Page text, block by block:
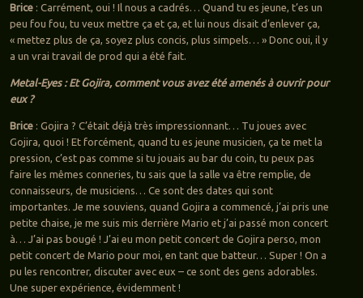
Brice : Carrément, oui ! Il nous a cadrés… Quand tu es jeune, t’es un
peu fou fou, tu veux mettre ça et ça, et lui nous disait d’enlever ça,
« mettez plus de ça, soyez plus concis, plus simpels… » Donc oui, il y
a un vrai travail de prod qui a été fait.
Metal-Eyes : Et Gojira, comment vous avez été amenés à ouvrir pour
eux ?
Brice : Gojira ? C’était déjà très impressionnant… Tu joues avec
Gojira, quoi ! Et forcément, quand tu es jeune musicien, ça te met la
pression, c’est pas comme si tu jouais au bar du coin, tu peux pas
faire les mêmes conneries, tu sais que la salle va être remplie, de
connaisseurs, de musiciens… Ce sont des dates qui sont
importantes. Je me souviens, quand Gojira a commencé, j’ai pris une
petite chaise, je me suis mis derrière Mario et j’ai passé mon concert
à… J’ai pas bougé ! J’ai eu mon petit concert de Gojira perso, mon
petit concert de Mario pour moi, en tant que batteur… Super ! On a
pu les rencontrer, discuter avec eux – ce sont des gens adorables.
Une super expérience, évidemment !